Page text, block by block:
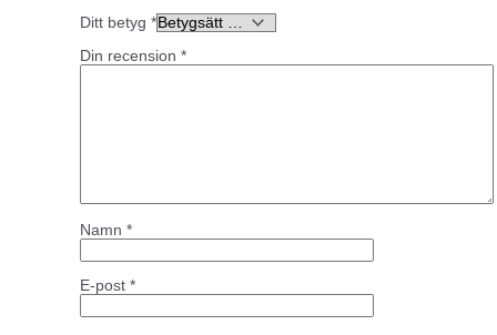
Ditt betyg *
Din recension *
Namn *
E-post *